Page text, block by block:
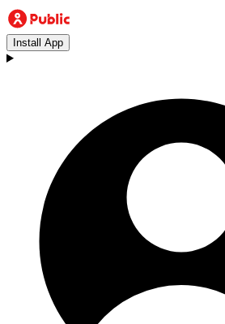
Install App